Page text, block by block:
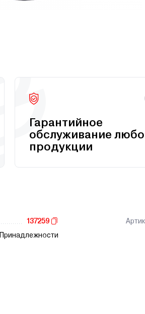
Гарантийное
обслуживание
продукции
137259
Принадлежности